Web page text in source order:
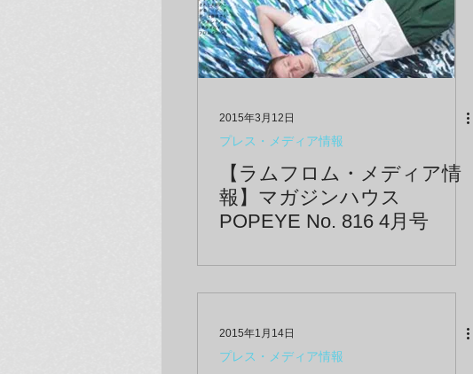
2015年3月12日
プレス・メディア情報
【ラムフロム・メディア情
報】マガジンハウス
POPEYE No. 816 4月号
2015年1月14日
プレス・メディア情報